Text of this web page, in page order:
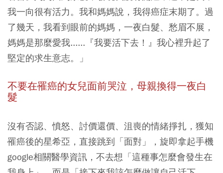
我一向很有活力。我和媽媽說，我得癌症末期了。過
了幾天，我看到眼前的媽媽，一夜白髮、愁眉不展，
媽媽是那麼愛我......『我要活下去！』我心裡升起了
堅定的求生意志。」
不要在罹癌的女兒面前哭泣，母親換得一夜白
髮
沒有否認、憤怒、討價還價、沮喪的情緒掙扎，獲知
罹癌後的星希亞，直接跳到「面對」，旋即拿起手機
google相關醫學資訊，不去想「這種事怎麼會發生在